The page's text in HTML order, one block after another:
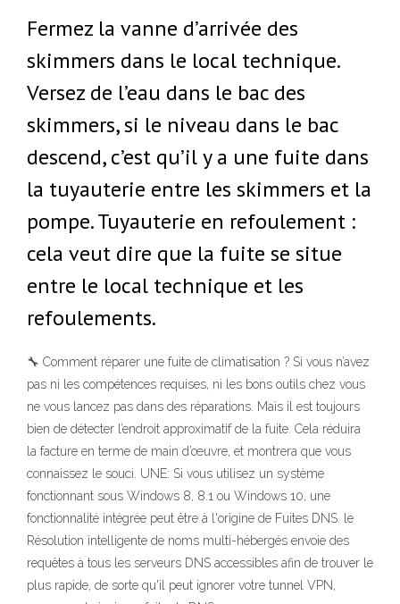
Fermez la vanne d’arrivée des
skimmers dans le local technique.
Versez de l’eau dans le bac des
skimmers, si le niveau dans le bac
descend, c’est qu’il y a une fuite dans
la tuyauterie entre les skimmers et la
pompe. Tuyauterie en refoulement :
cela veut dire que la fuite se situe
entre le local technique et les
refoulements.
🔧 Comment réparer une fuite de climatisation ? Si vous n’avez
pas ni les compétences requises, ni les bons outils chez vous
ne vous lancez pas dans des réparations. Mais il est toujours
bien de détecter l’endroit approximatif de la fuite. Cela réduira
la facture en terme de main d’œuvre, et montrera que vous
connaissez le souci. UNE: Si vous utilisez un système
fonctionnant sous Windows 8, 8.1 ou Windows 10, une
fonctionnalité intégrée peut être à l'origine de Fuites DNS. le
Résolution intelligente de noms multi-hébergés envoie des
requêtes à tous les serveurs DNS accessibles afin de trouver le
plus rapide, de sorte qu'il peut ignorer votre tunnel VPN,